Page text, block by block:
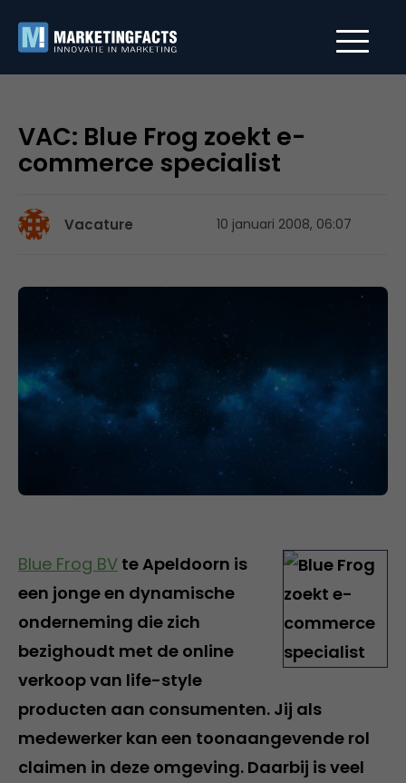
VAC: Blue Frog zoekt e-
commerce specialist
Vacature 10 januari 2008, 06:07
Blue Frog BV te Apeldoorn is
een jonge en dynamische
onderneming die zich
bezighoudt met de online
verkoop van life-style
producten aan consumenten. Jij als
medewerker kan een toonaangevende rol
claimen in deze omgeving. Daarbij is veel